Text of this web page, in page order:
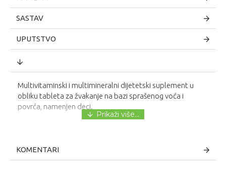
SASTAV
UPUTSTVO
Multivitaminski i multimineralni dijetetski suplement u
obliku tableta za žvakanje na bazi sprašenog voća i
povrća, namenjen deci.
KOMENTARI